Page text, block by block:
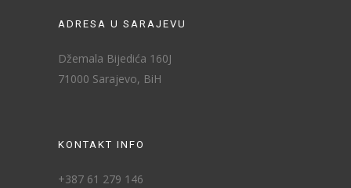
ADRESA U SARAJEVU
Džemala Bijedića 160J
71000 Sarajevo, BiH
KONTAKT INFO
+387 61 279 146